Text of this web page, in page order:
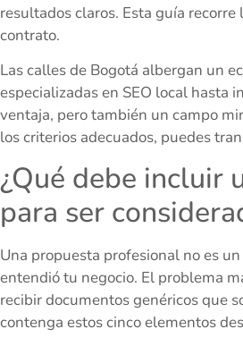
resultados claros. Esta guía
contrato.
Las calles de Bogotá albergan un
especializadas en SEO local hasta
ventaja, pero también un campo
los criterios adecuados, puedes
¿Qué debe incluir
para ser
Una propuesta profesional no es
entendió tu negocio. El problema
recibir documentos genéricos que
contenga estos cinco elementos